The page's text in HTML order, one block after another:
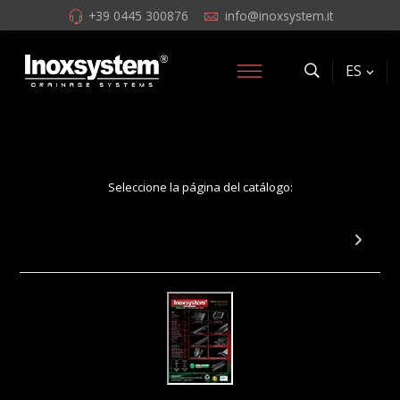
+39 0445 300876 info@inoxsystem.it
ES
Seleccione la página del catálogo: